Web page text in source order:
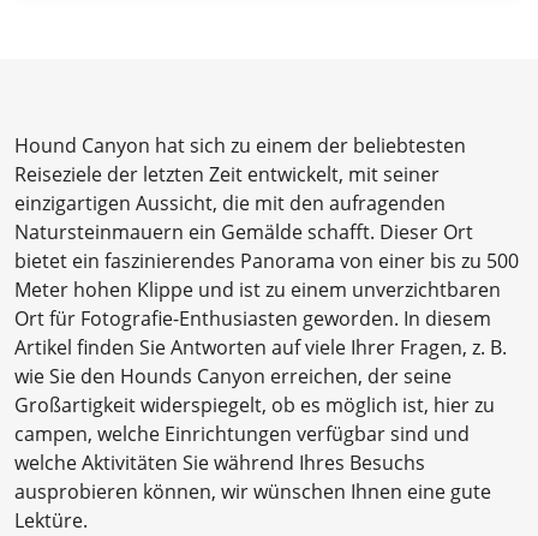
Hound Canyon hat sich zu einem der beliebtesten
Reiseziele der letzten Zeit entwickelt, mit seiner
einzigartigen Aussicht, die mit den aufragenden
Natursteinmauern ein Gemälde schafft. Dieser Ort
bietet ein faszinierendes Panorama von einer bis zu 500
Meter hohen Klippe und ist zu einem unverzichtbaren
Ort für Fotografie-Enthusiasten geworden. In diesem
Artikel finden Sie Antworten auf viele Ihrer Fragen, z. B.
wie Sie den Hounds Canyon erreichen, der seine
Großartigkeit widerspiegelt, ob es möglich ist, hier zu
campen, welche Einrichtungen verfügbar sind und
welche Aktivitäten Sie während Ihres Besuchs
ausprobieren können, wir wünschen Ihnen eine gute
Lektüre.